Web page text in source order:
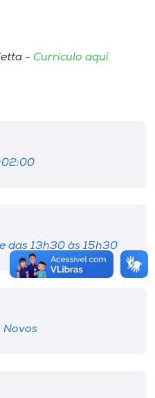
- Currículo aqui
das 13h30 às 15h30
Novos